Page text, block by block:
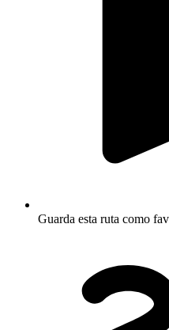
Guarda esta ruta como